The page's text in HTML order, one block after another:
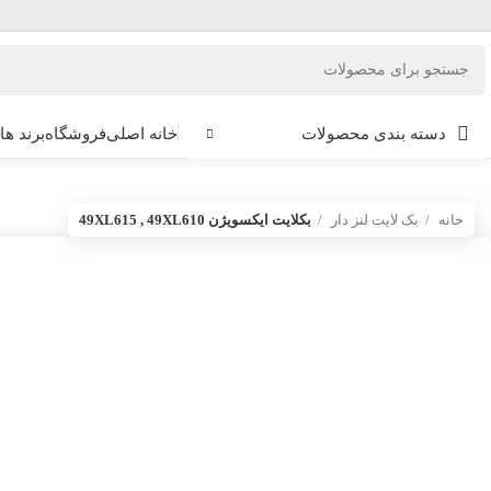
دسته بندی محصولات خانه اصلیفروشگاهبرند ها
خانه بک لایت لنز دار بکلایت ایکسویژن 49XL615 , 49XL610